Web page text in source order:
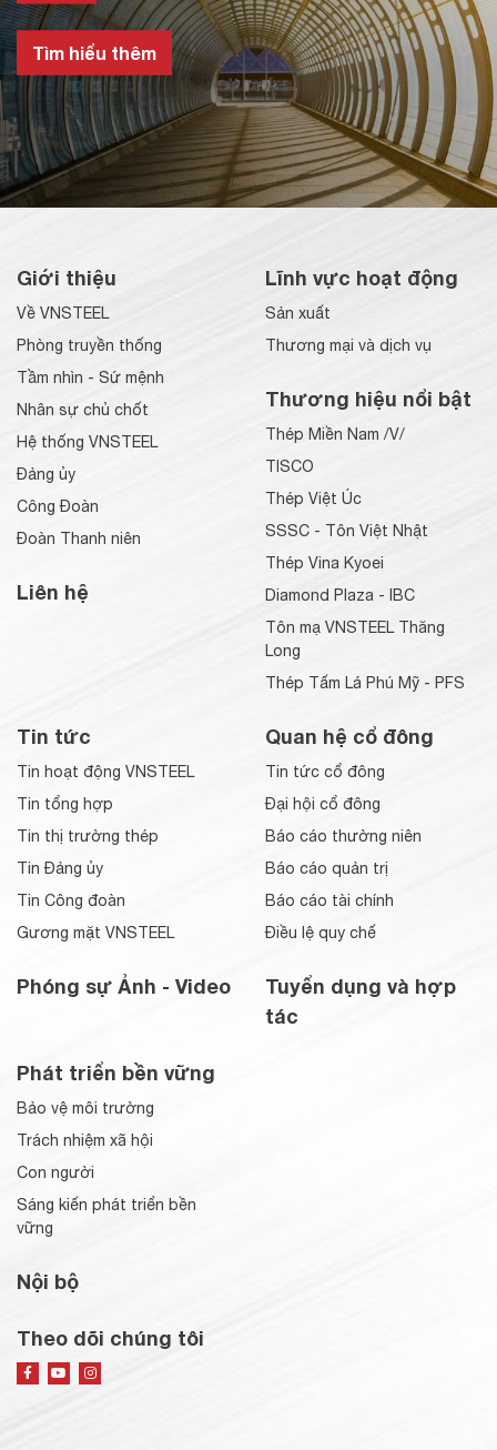
Tìm hiểu thêm
Giới thiệu
Về VNSTEEL
Phòng truyền thống
Tầm nhìn - Sứ mệnh
Nhân sự chủ chốt
Hệ thống VNSTEEL
Đảng ủy
Công Đoàn
Đoàn Thanh niên
Liên hệ
Lĩnh vực hoạt động
Sản xuất
Thương mại và dịch vụ
Thương hiệu nổi bật
Thép Miền Nam /V/
TISCO
Thép Việt Úc
SSSC - Tôn Việt Nhật
Thép Vina Kyoei
Diamond Plaza - IBC
Tôn mạ VNSTEEL Thăng
Long
Thép Tấm Lá Phú Mỹ - PFS
Tin tức
Tin hoạt động VNSTEEL
Tin tổng hợp
Tin thị trường thép
Tin Đảng ủy
Tin Công đoàn
Gương mặt VNSTEEL
Phóng sự Ảnh - Video
Quan hệ cổ đông
Tin tức cổ đông
Đại hội cổ đông
Báo cáo thường niên
Báo cáo quản trị
Báo cáo tài chính
Điều lệ quy chế
Tuyển dụng và hợp
tác
Phát triển bền vững
Bảo vệ môi trường
Trách nhiệm xã hội
Con người
Sáng kiến phát triển bền
vững
Nội bộ
Theo dõi chúng tôi